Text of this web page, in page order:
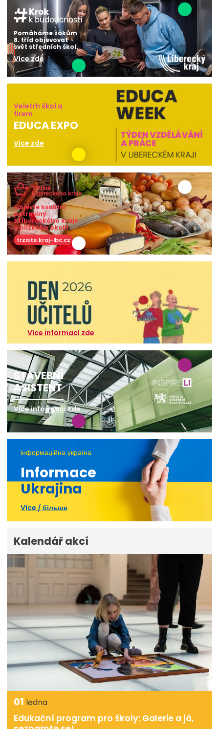
Pomáháme žákům
8. tříd objevovat
svět středních škol.
Více zde
Veletrh škol a
firem
EDUCA EXPO
Více zde
Objevte kvalitní
potraviny
z Libereckého kraje
a blízkého okolí!
trziste.kraj-lbc.cz
Více informací zde
STAVEBNÍ
ASISTENT
Více informací zde
інформаційна україна
Informace
Ukrajina
Více / більше
Kalendář akcí
01 ledna
Edukační program pro školy: Galerie a já,